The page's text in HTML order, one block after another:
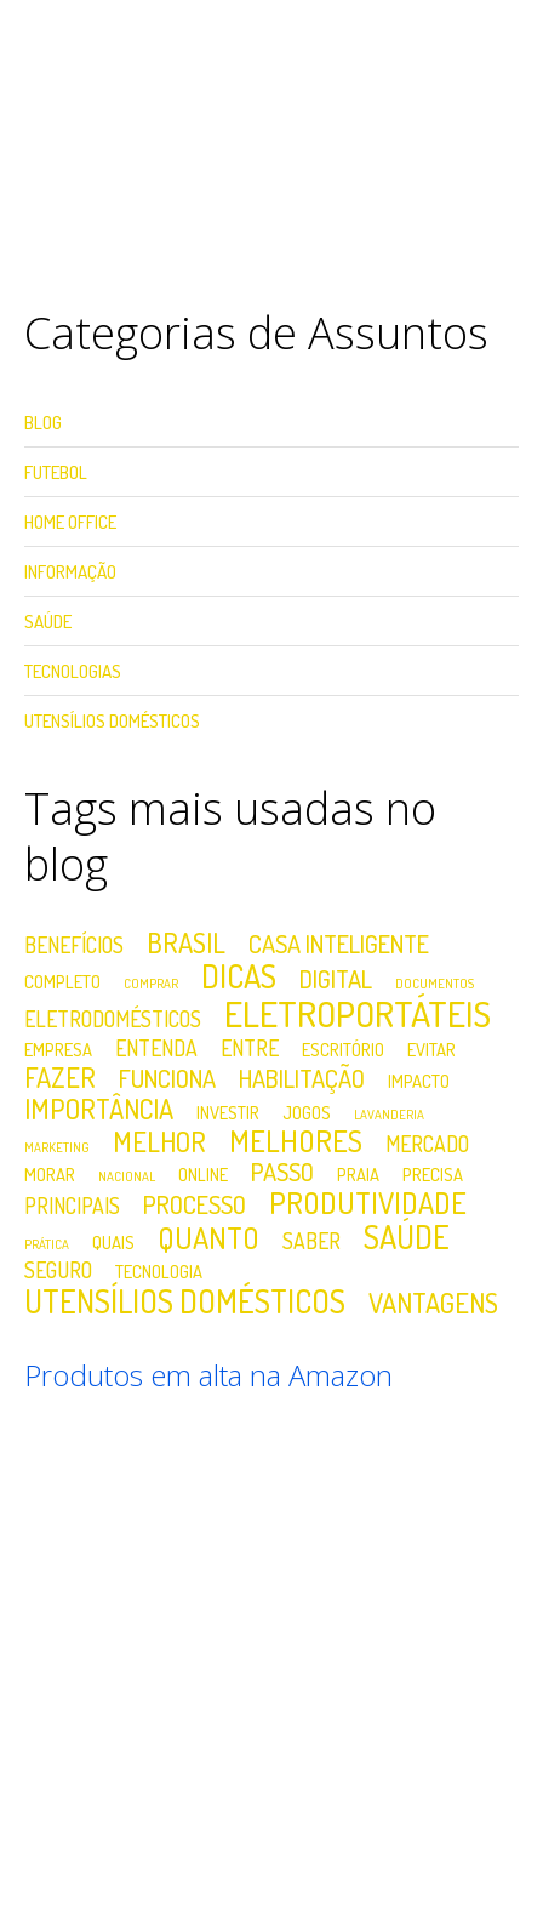
Categorias de Assuntos
BLOG
FUTEBOL
HOME OFFICE
INFORMAÇÃO
SAÚDE
TECNOLOGIAS
UTENSÍLIOS DOMÉSTICOS
Tags mais usadas no
blog
BENEFÍCIOS BRASIL CASA INTELIGENTE
COMPLETO COMPRAR DICAS DIGITAL DOCUMENTOS
ELETRODOMÉSTICOS ELETROPORTÁTEIS
EMPRESA ENTENDA ENTRE ESCRITÓRIO EVITAR
FAZER FUNCIONA HABILITAÇÃO IMPACTO
IMPORTÂNCIA INVESTIR JOGOS
LAVANDERIA
MARKETING
MELHOR MELHORES MERCADO
MORAR NACIONAL ONLINE PASSO PRAIA PRECISA
PRINCIPAIS PROCESSO PRODUTIVIDADE
PRÁTICA QUAIS QUANTO SABER SAÚDE
SEGURO TECNOLOGIA
UTENSÍLIOS DOMÉSTICOS VANTAGENS
Produtos em alta na Amazon